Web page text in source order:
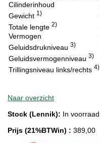
Cilinderinhoud
Gewicht 1)
Totale lengte 2)
Vermogen
Geluidsdrukniveau 3)
Geluidsvermogenniveau 3)
Trillingsniveau links/rechts 4)
Naar overzicht
Stock (Lennik): In voorraad
Prijs (21%BTWin) : 389,00